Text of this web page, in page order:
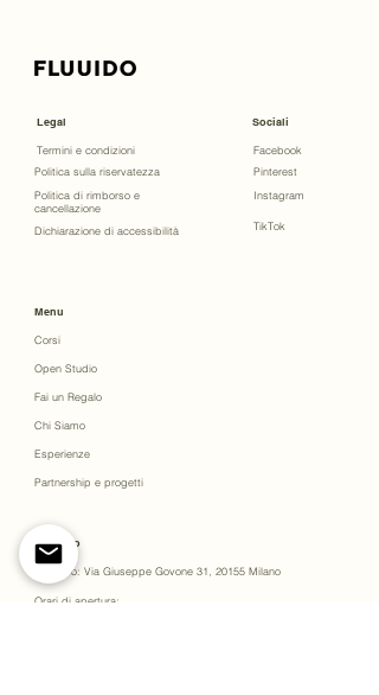
Legal
Termini e condizioni
Politica sulla riservatezza
Politica di rimborso e
cancellazione
Dichiarazione di accessibilità
Sociali
Facebook
Pinterest
Instagram
TikTok
Menu
Corsi
Open Studio
Fai un Regalo
Chi Siamo
Esperienze
Partnership e progetti
Contatto
Indirizzo: Via Giuseppe Govone 31, 20155 Milano
Orari di apertura: